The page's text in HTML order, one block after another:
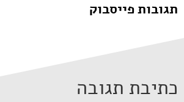
תגובות פייסבוק
כתיבת תגובה